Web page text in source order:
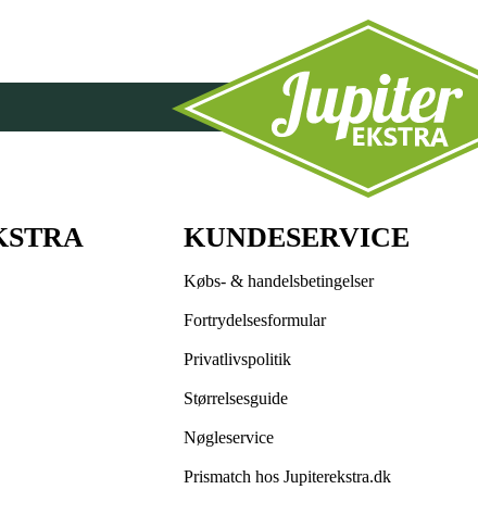
KUNDESERVICE
Købs- & handelsbetingelser
Fortrydelsesformular
Privatlivspolitik
Størrelsesguide
Nøgleservice
Prismatch hos Jupiterekstra.dk